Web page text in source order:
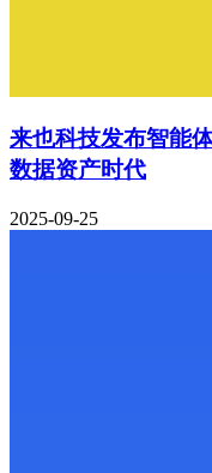
来也科技发布智能
数据资产时代
2025-09-25